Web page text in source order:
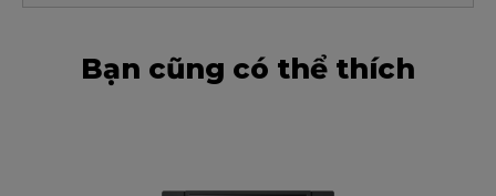
Bạn cũng có thể thích